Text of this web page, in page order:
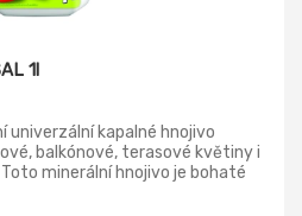
1l
univerzální kapalné hnojivo
balkónové, terasové květiny i
minerální hnojivo je bohaté